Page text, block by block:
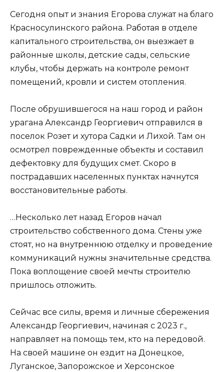
Сегодня опыт и знания Егорова служат на благо
Красносулинского района. Работая в отделе
капитального строительства, он выезжает в
районные школы, детские сады, сельские
клубы, чтобы держать на контроле ремонт
помещений, кровли и систем отопления.
После обрушившегося на наш город и район
урагана Александр Георгиевич отправился в
поселок Розет и хутора Садки и Лихой. Там он
осмотрел поврежденные объекты и составил
дефектовку для будущих смет. Скоро в
пострадавших населенных пунктах начнутся
восстановительные работы.
…Несколько лет назад Егоров начал
строительство собственного дома. Стены уже
стоят, но на внутреннюю отделку и проведение
коммуникаций нужны значительные средства.
Пока воплощение своей мечты строителю
пришлось отложить.
Сейчас все силы, время и личные сбережения
Александр Георгиевич, начиная с 2023 г.,
направляет на помощь тем, кто на передовой.
На своей машине он ездит на Донецкое,
Луганское, Запорожское и Херсонское